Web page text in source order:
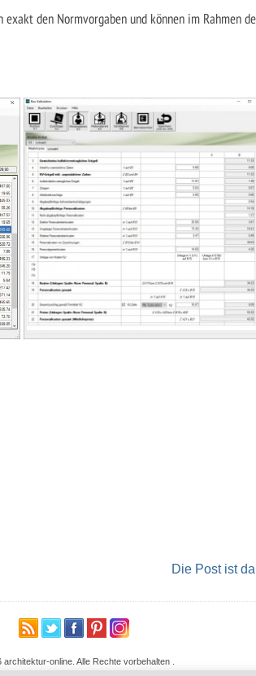
den Normvorgaben und können im Rahmen
Die Post ist
architektur-online. Alle Rechte vorbehalten